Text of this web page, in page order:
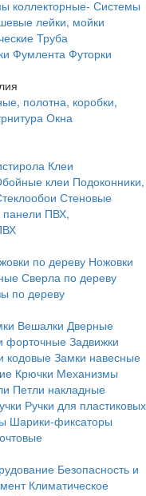
коллекторные- Системы
лейки, мойки
Труба
Фумлента Футорки
полотна, коробки,
Окна
Клеи
клеи Подоконники,
Стеновые
ПВХ,
по дереву Ножовки
Сверла по дереву
по дереву
Вешалки Дверные
форточные Задвижки
кодовыеЗамки навесные
Крючки Механизмы
Петли накладные
Ручки для пластиковых
Шарики-фиксаторы
Безопасность и
Климатическое